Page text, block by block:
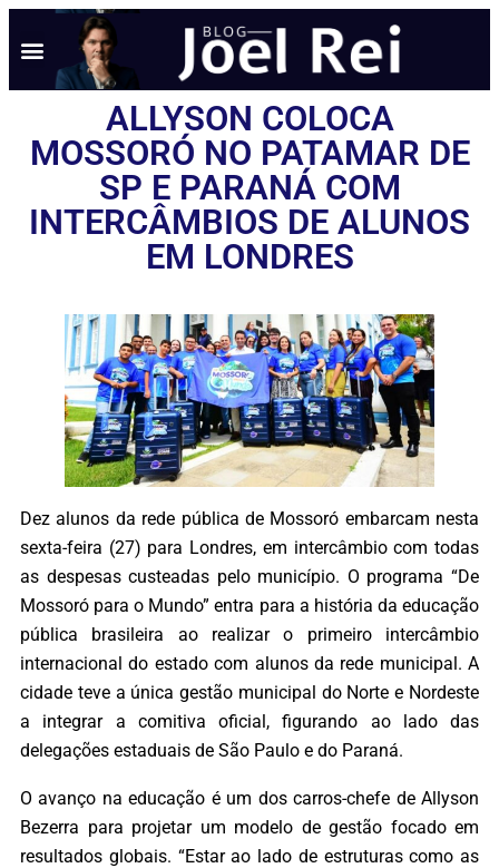
ALLYSON COLOCA
MOSSORÓ NO PATAMAR DE
SP E PARANÁ COM
INTERCÂMBIOS DE ALUNOS
EM LONDRES
Dez alunos da rede pública de Mossoró embarcam nesta
sexta-feira (27) para Londres, em intercâmbio com todas
as despesas custeadas pelo município. O programa “De
Mossoró para o Mundo” entra para a história da educação
pública brasileira ao realizar o primeiro intercâmbio
internacional do estado com alunos da rede municipal. A
cidade teve a única gestão municipal do Norte e Nordeste
a integrar a comitiva oficial, figurando ao lado das
delegações estaduais de São Paulo e do Paraná.
O avanço na educação é um dos carros-chefe de Allyson
Bezerra para projetar um modelo de gestão focado em
resultados globais. “Estar ao lado de estruturas como as